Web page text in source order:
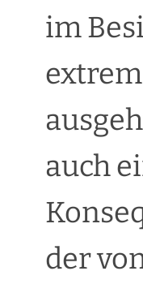
im
auch
der